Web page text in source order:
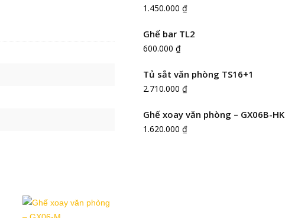
1.450.000 ₫
Ghế bar TL2
600.000 ₫
Tủ sắt văn phòng TS16+1
2.710.000 ₫
Ghế xoay văn phòng – GX06B-HK
1.620.000 ₫